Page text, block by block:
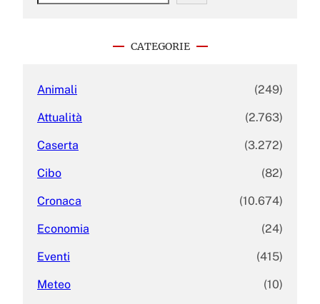
CATEGORIE
Animali (249)
Attualità (2.763)
Caserta (3.272)
Cibo (82)
Cronaca (10.674)
Economia (24)
Eventi (415)
Meteo (10)